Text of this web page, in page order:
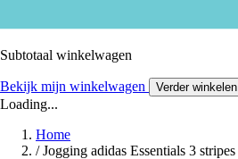
Subtotaal winkelwagen
Bekijk mijn winkelwagen Verder winkelen
Loading...
Home
/ Jogging adidas Essentials 3 stripes